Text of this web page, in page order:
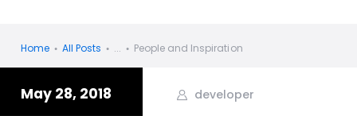
Home All Posts ... People and Inspiration
May 28, 2018 developer